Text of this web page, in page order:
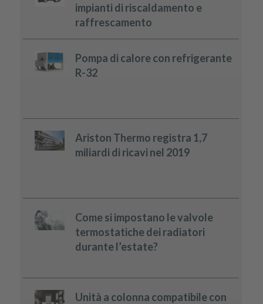
impianti di riscaldamento e
raffrescamento
Pompa di calore con refrigerante
R-32
Ariston Thermo registra 1,7
miliardi di ricavi nel 2019
Come si impostano le valvole
termostatiche dei radiatori
durante l’estate?
Unità a colonna compatibile con